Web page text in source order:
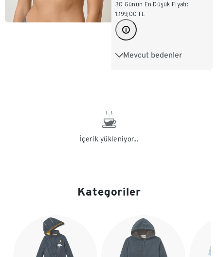
30 Günün En Düşük Fiyatı:
1.199,00 TL
Mevcut bedenler
75A 75B 80A
İçerik yükleniyor...
Kategoriler